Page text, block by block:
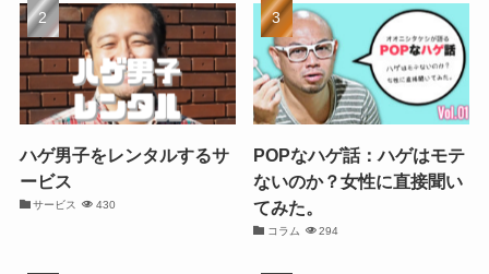
ハゲ男子をレンタルするサ
ービス
サービス 430
POPなハゲ話：ハゲはモテ
ないのか？女性に直接聞い
てみた。
コラム 294